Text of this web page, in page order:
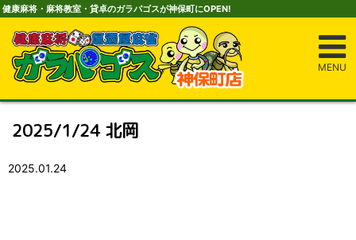
健康麻将・麻将教室・貸卓のガラパゴスが神保町にOPEN!
MENU
2025/1/24 北岡
2025.01.24